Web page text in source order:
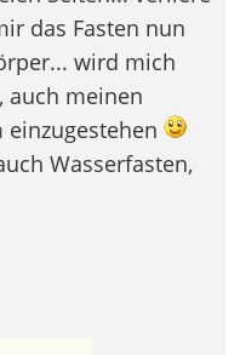
das Fasten nun
wird mich
auch meinen
einzugestehen
Wasserfasten,